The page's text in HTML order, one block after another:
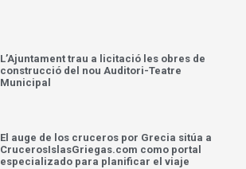
L’Ajuntament trau a licitació les obres de
construcció del nou Auditori-Teatre
Municipal
El auge de los cruceros por Grecia sitúa a
CrucerosIslasGriegas.com como portal
especializado para planificar el viaje